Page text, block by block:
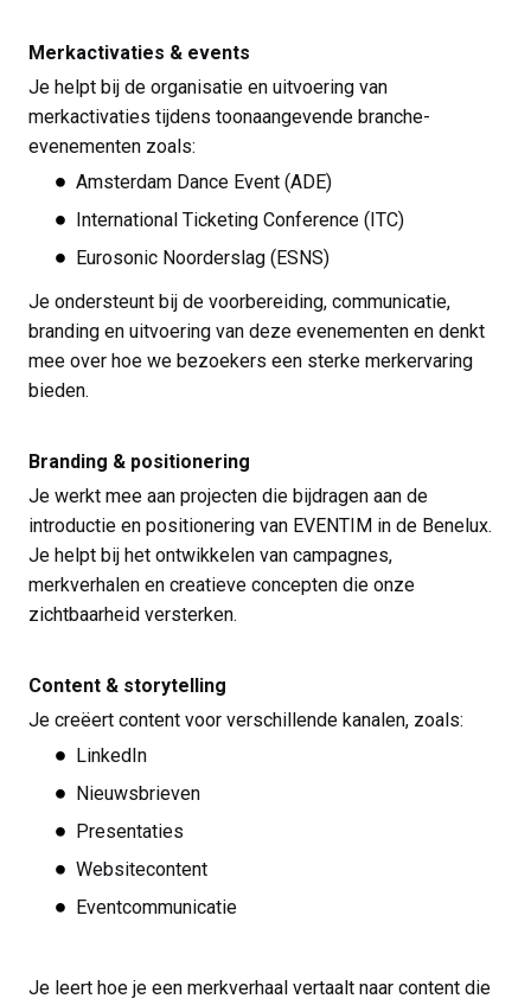
Merkactivaties & events
Je helpt bij de organisatie en uitvoering van
merkactivaties tijdens toonaangevende branche-
evenementen zoals:
Amsterdam Dance Event (ADE)
International Ticketing Conference (ITC)
Eurosonic Noorderslag (ESNS)
Je ondersteunt bij de voorbereiding, communicatie,
branding en uitvoering van deze evenementen en denkt
mee over hoe we bezoekers een sterke merkervaring
bieden.
Branding & positionering
Je werkt mee aan projecten die bijdragen aan de
introductie en positionering van EVENTIM in de Benelux.
Je helpt bij het ontwikkelen van campagnes,
merkverhalen en creatieve concepten die onze
zichtbaarheid versterken.
Content & storytelling
Je creëert content voor verschillende kanalen, zoals:
LinkedIn
Nieuwsbrieven
Presentaties
Websitecontent
Eventcommunicatie
Je leert hoe je een merkverhaal vertaalt naar content die